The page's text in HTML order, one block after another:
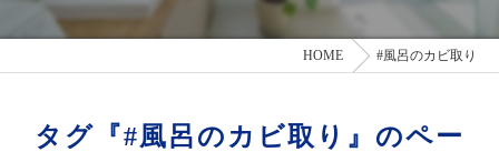
HOME #風呂のカビ取り
タグ『#風呂のカビ取り』のペー